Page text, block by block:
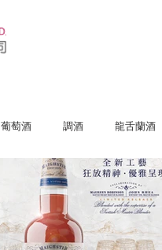
葡萄酒 調酒 龍舌蘭酒